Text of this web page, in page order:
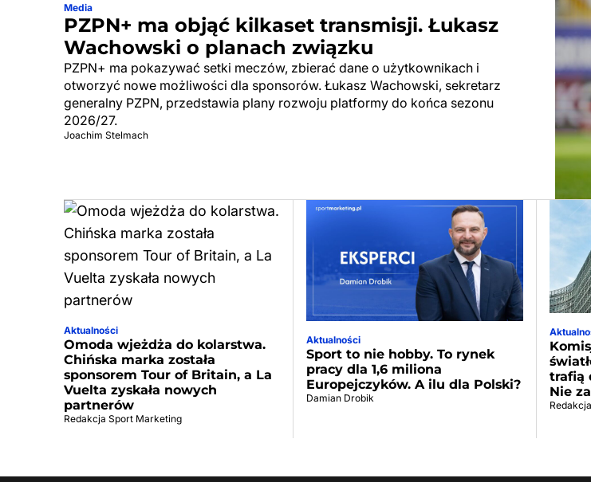
Media
PZPN+ ma objąć kilkaset transmisji. Łukasz
Wachowski o planach związku
PZPN+ ma pokazywać setki meczów, zbierać dane o użytkownikach i
otworzyć nowe możliwości dla sponsorów. Łukasz Wachowski, sekretarz
generalny PZPN, przedstawia plany rozwoju platformy do końca sezonu
2026/27.
Joachim Stelmach
Aktualności
Omoda wjeżdża do kolarstwa.
Chińska marka została
sponsorem Tour of Britain, a La
Vuelta zyskała nowych
partnerów
Redakcja Sport Marketing
Aktualności
Sport to nie hobby. To rynek
pracy dla 1,6 miliona
Europejczyków. A ilu dla Polski?
Damian Drobik
trafią
Nie